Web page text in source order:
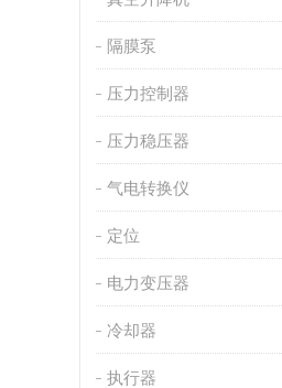
隔膜泵
压力控制器
压力稳压器
气电转换仪
定位
电力变压器
冷却器
执行器